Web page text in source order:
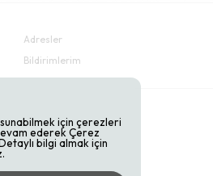
Adresler
Bildirimlerim
için çerezleri
ederek Çerez
bilgi almak için